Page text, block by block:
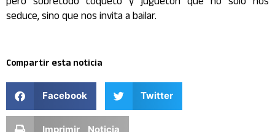
seduce, sino que nos invita a bailar.
Compartir esta noticia
Facebook Twitter
Imprimir Noticia